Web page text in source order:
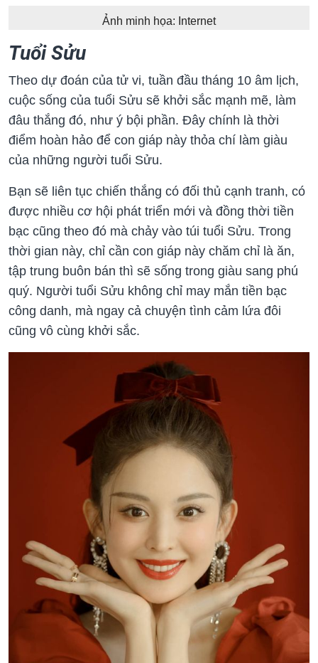
Ảnh minh họa: Internet
Tuổi Sửu
Theo dự đoán của tử vi, tuần đầu tháng 10 âm lịch,
cuộc sống của tuổi Sửu sẽ khởi sắc mạnh mẽ, làm
đâu thắng đó, như ý bội phần. Đây chính là thời
điểm hoàn hảo để con giáp này thỏa chí làm giàu
của những người tuổi Sửu.
Bạn sẽ liên tục chiến thắng có đối thủ cạnh tranh, có
được nhiều cơ hội phát triển mới và đồng thời tiền
bạc cũng theo đó mà chảy vào túi tuổi Sửu. Trong
thời gian này, chỉ cần con giáp này chăm chỉ là ăn,
tập trung buôn bán thì sẽ sống trong giàu sang phú
quý. Người tuổi Sửu không chỉ may mắn tiền bạc
công danh, mà ngay cả chuyện tình cảm lứa đôi
cũng vô cùng khởi sắc.